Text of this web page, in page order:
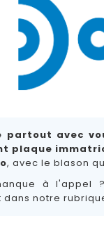
partout avec
plaque
, avec le blason
à l'appel
dans notre